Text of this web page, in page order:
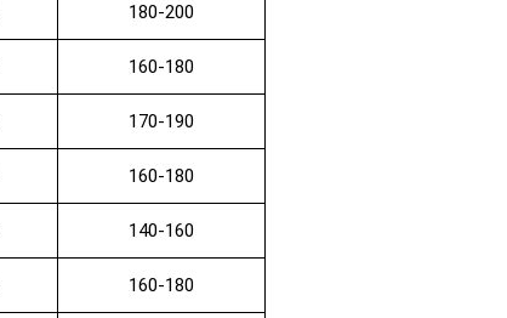
180-200
160-180
170-190
160-180
140-160
160-180